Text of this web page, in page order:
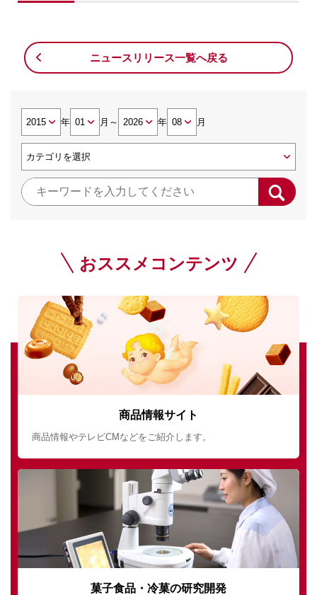
ニュースリリース一覧へ戻る
年 月 ～ 年 月
おススメコンテンツ
商品情報サイト
商品情報やテレビCMなどをご紹介します。
菓子食品・冷菓の研究開発